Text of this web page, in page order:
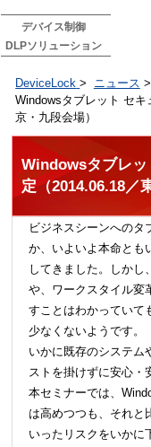
デバイス制御
DLPソリューション
DeviceLock > ニュース >
Windowsタブレット セ
京・九段会場）
Windowsタブレ
定（2014.06.18／
ビジネスシーンへのタ
か、いよいよ本命とも
してきました。しかし
や、ワークスタイル変
すことはわかっていて
少なくないようです。
いかに既存のシステム
ストを掛けずに安心・
本セミナーでは、
は高めつつも、それと
いったリスクをいかに